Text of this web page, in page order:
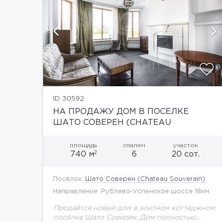
ID 30592
НА ПРОДАЖУ ДОМ В ПОСЕЛКЕ
ШАТО СОВЕРЕН (CHATEAU
площадь
740 м2
спален
6
участок
20 сот.
Посёлок: Шато Соверен (Chateau Souverain)
Направление: Рублево-Успенское шоссе 18км.
Продаётся новый дом в элитном коттеджном
посёлке Шато Соверен. Дом полностью
показать ещё 5 фотографий